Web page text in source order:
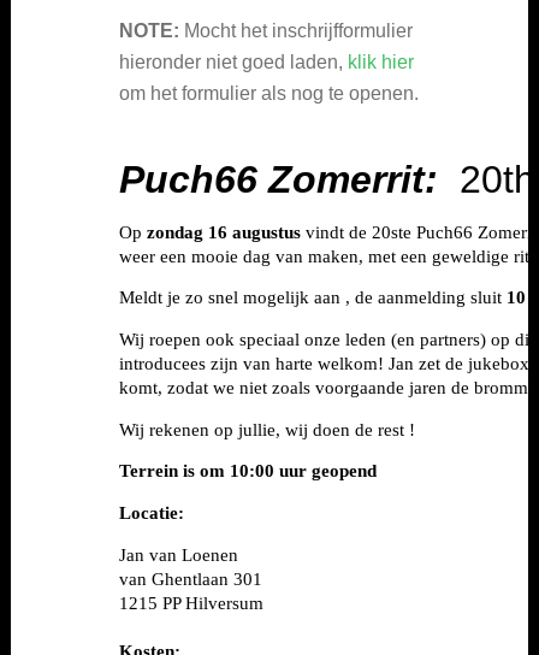
NOTE: Mocht het inschrijfformulier
hieronder niet goed laden, klik hier
om het formulier als nog te openen.